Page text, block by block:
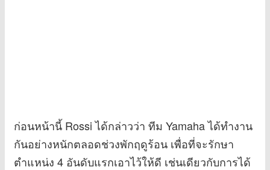
ก่อนหน้านี้ Rossi ได้กล่าวว่า ทีม Yamaha ได้ทำงาน
กันอย่างหนักตลอดช่วงพักฤดูร้อน เพื่อที่จะรักษา
ตำแหน่ง 4 อันดับแรกเอาไว้ให้ดี เช่นเดียวกับการได้